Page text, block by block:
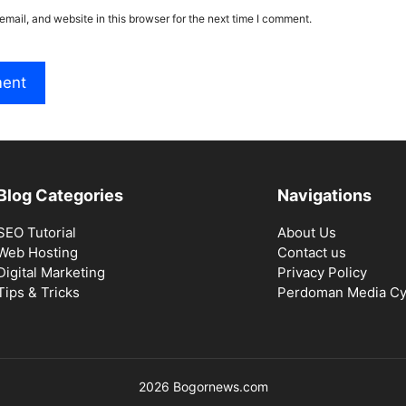
and website in this browser for the next time I comment.
Categories
Tutorial
Hosting
Marketing
& Tricks
Navigations
About Us
Contact us
Privacy Policy
Perdoman Media
2026 Bogornews.com